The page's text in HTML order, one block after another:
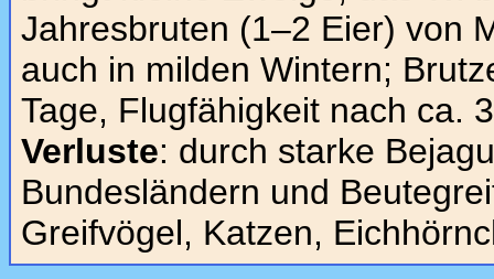
Jahresbruten (1–2 Eier) von
auch in milden Wintern;
Tage, Flugfähigkeit nach ca.
Verluste: durch starke
Bundesländern und
Greifvögel, Katzen,